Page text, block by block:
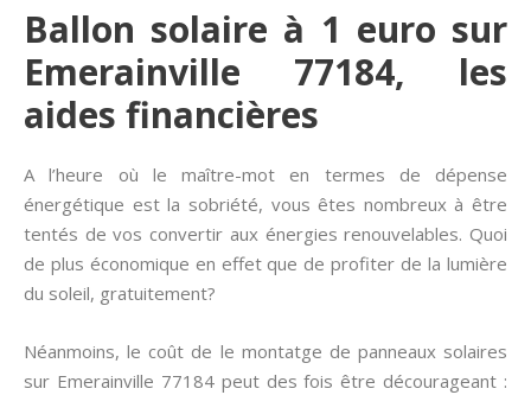
Ballon solaire à 1 euro sur
Emerainville 77184, les
aides financières
A l’heure où le maître-mot en termes de dépense
énergétique est la sobriété, vous êtes nombreux à être
tentés de vos convertir aux énergies renouvelables. Quoi
de plus économique en effet que de profiter de la lumière
du soleil, gratuitement?
Néanmoins, le coût de le montatge de panneaux solaires
sur Emerainville 77184 peut des fois être décourageant :